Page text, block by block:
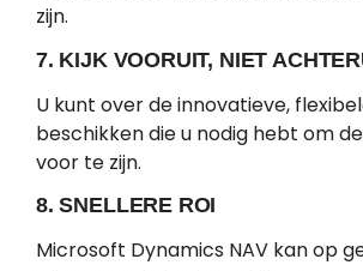
zijn.
7. KIJK VOORUIT, NIET
U kunt over de innovatieve,
beschikken die u nodig hebt om
voor te zijn.
8. SNELLERE ROI
Microsoft Dynamics NAV kan op